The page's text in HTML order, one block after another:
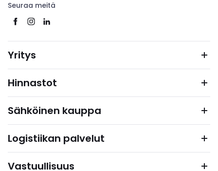
Seuraa meitä
Yritys
Hinnastot
Sähköinen kauppa
Logistiikan palvelut
Vastuullisuus